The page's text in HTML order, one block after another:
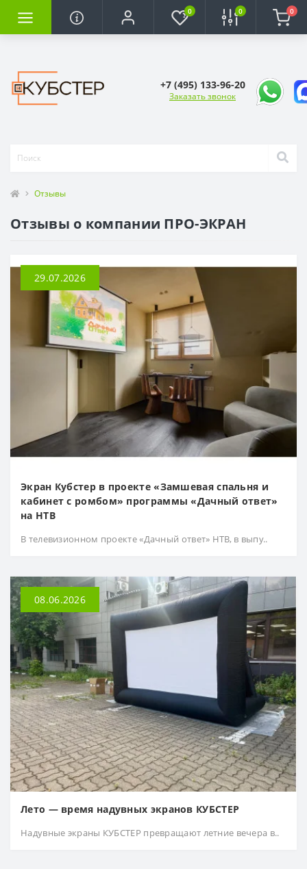
0 0 0
+7 (495) 133-96-20
Заказать звонок
Отзывы
Отзывы о компании ПРО-ЭКРАН
29.07.2026
Экран Кубстер в проекте «Замшевая спальня и
кабинет с ромбом» программы «Дачный ответ»
на НТВ
В телевизионном проекте «Дачный ответ» НТВ, в выпу..
08.06.2026
Лето — время надувных экранов КУБСТЕР
Надувные экраны КУБСТЕР превращают летние вечера в..